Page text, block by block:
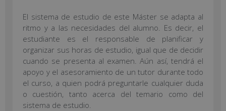
El sistema de estudio de este Máster se adapta al
ritmo y a las necesidades del alumno. Es decir, el
estudiante es el responsable de planificar y
organizar sus horas de estudio, igual que de decidir
cuando se presenta al examen. Aún así, tendrá el
apoyo y el asesoramiento de un tutor durante todo
el curso, a quien podrá preguntarle cualquier duda
o cuestión, tanto acerca del temario como del
sistema de estudio.